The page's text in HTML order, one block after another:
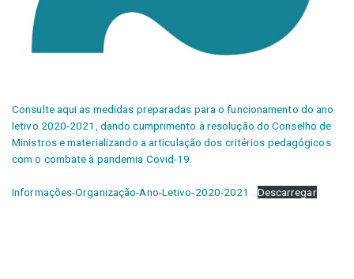
Consulte aqui as medidas preparadas para o funcionamento do ano
letivo 2020-2021, dando cumprimento à resolução do Conselho de
Ministros e materializando a articulação dos critérios pedagógicos
com o combate à pandemia Covid-19.
Informações-Organização-Ano-Letivo-2020-2021 Descarregar